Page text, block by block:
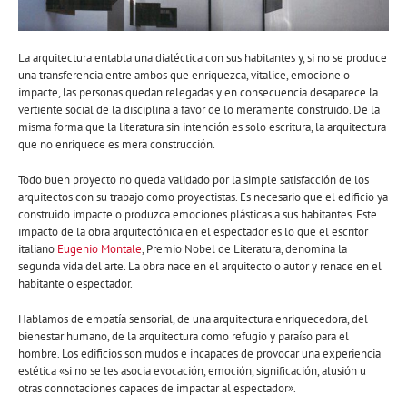
La arquitectura entabla una dialéctica con sus habitantes y, si no se produce
una transferencia entre ambos que enriquezca, vitalice, emocione o
impacte, las personas quedan relegadas y en consecuencia desaparece la
vertiente social de la disciplina a favor de lo meramente construido. De la
misma forma que la literatura sin intención es solo escritura, la arquitectura
que no enriquece es mera construcción.
Todo buen proyecto no queda validado por la simple satisfacción de los
arquitectos con su trabajo como proyectistas. Es necesario que el edificio ya
construido impacte o produzca emociones plásticas a sus habitantes. Este
impacto de la obra arquitectónica en el espectador es lo que el escritor
italiano Eugenio Montale, Premio Nobel de Literatura, denomina la
segunda vida del arte. La obra nace en el arquitecto o autor y renace en el
habitante o espectador.
Hablamos de empatía sensorial, de una arquitectura enriquecedora, del
bienestar humano, de la arquitectura como refugio y paraíso para el
hombre. Los edificios son mudos e incapaces de provocar una experiencia
estética «si no se les asocia evocación, emoción, significación, alusión u
otras connotaciones capaces de impactar al espectador».